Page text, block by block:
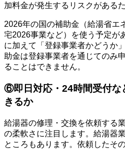
加料金が発生するリスクがある
2026年の国の補助金（給湯省エ
宅2026事業など）を使う予定が
に加えて「登録事業者かどうか
助金は登録事業者を通じてのみ
ることはできません。
⑥即日対応・24時間受付な
きるか
給湯器の修理・交換を依頼する
の柔軟さに注目します。給湯器
ところもあります。依頼したそ